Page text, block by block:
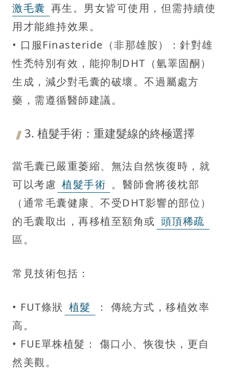
激毛囊 再生。男女皆可使用，但需持續使
用才能維持效果。
• 口服Finasteride（非那雄胺）：針對雄
性禿特別有效，能抑制DHT（氫睪固酮）
生成，減少對毛囊的破壞。不過屬處方
藥，需遵循醫師建議。
3. 植髮手術：重建髮線的終極選擇
當毛囊已嚴重萎縮、無法自然恢復時，就
可以考慮 植髮手術 。醫師會將後枕部
（通常毛囊健康、不受DHT影響的部位）
的毛囊取出，再移植至額角或 頭頂稀疏
區。
常見技術包括：
• FUT條狀 植髮
： 傳統方式，移植效率
高。
• FUE單株植髮： 傷口小、恢復快，更自
然美觀。